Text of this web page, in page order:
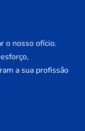
o nosso ofício.
a sua profissão